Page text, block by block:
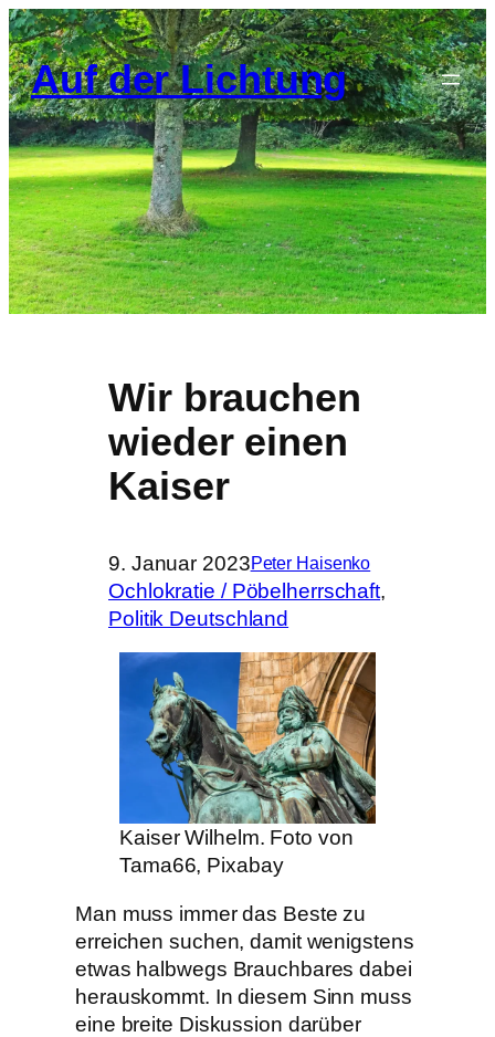
Zum
Inhalt
springen
Auf der Lichtung
Wir brauchen
wieder einen
Kaiser
9. Januar 2023Peter Haisenko
Ochlokratie / Pöbelherrschaft
Politik Deutschland
Kaiser Wilhelm. Foto von
Tama66, Pixabay
Man muss immer das Beste zu
erreichen suchen, damit wenigstens
etwas halbwegs Brauchbares dabei
herauskommt. In diesem Sinn muss
eine breite Diskussion darüber